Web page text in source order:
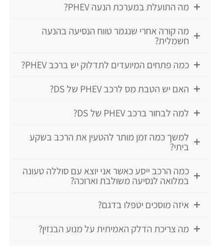
מה התועלת במערכת הנעה PHEV?
מה קורה אחרי שנגמר טווח הנסיעה בהנעה
חשמלית?
כמה פתחים המיועדים לתדלוק יש ברכב PHEV?
האם יש הטבת מס לרכב PHEV של DS?
למה לבחור ברכב PHEV של DS?
למשך כמה זמן מותר להטעין את הרכב בשקע
ביתי?
כמה הרכב ייסע כאשר אני יוצא עם סוללה טעונה
במלואה לנסיעה משולבת וארוכה?
איזה מוסכים יטפלו בדגם?
מה צריכת הדלק האמיתית על מנוע הבנזין?